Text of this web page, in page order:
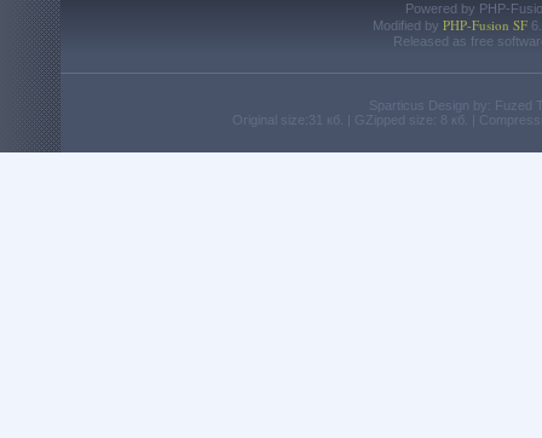
Powered by PHP-
Modified by PHP-Fusion SF
Released as free
Sparticus Design by: Fuzed
Original size:31 кб. | GZipped size: 8 кб. |